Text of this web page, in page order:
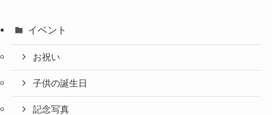
イベント
お祝い
子供の誕生日
記念写真